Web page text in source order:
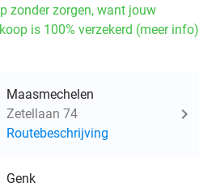
zonder zorgen, want jouw
is 100% verzekerd (meer info)
Maasmechelen
Zetellaan 74
Routebeschrijving
Genk